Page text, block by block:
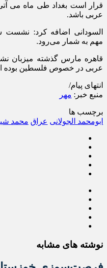
قرار است بغداد طی ماه می
عربی باشد.
السودانی اضافه کرد: نشست
مهم به شمار می‌رود.
قاهره مارس گذشته میزبان
عربی در خصوص فلسطین
انتهای پیام/
منبع خبر: مهر
برچسب ها
ابومحمد الجولانی عراق محمد
نوشته های مشابه